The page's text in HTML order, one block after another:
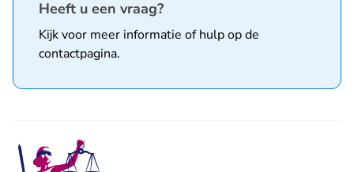
Heeft u een vraag?
Kijk voor meer informatie of hulp op de
contactpagina.